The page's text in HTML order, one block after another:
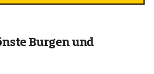
Burgen und